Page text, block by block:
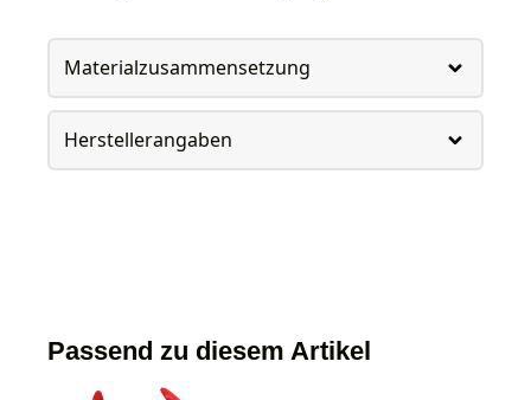
Materialzusammensetzung
Herstellerangaben
Passend zu diesem Artikel